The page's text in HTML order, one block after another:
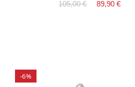
105,00 €
89,90 €
-6%